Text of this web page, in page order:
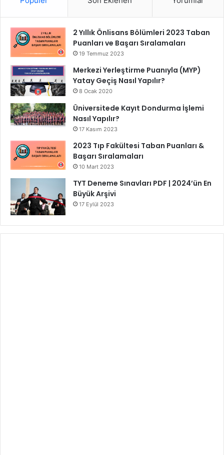
2 Yıllık Önlisans Bölümleri 2023 Taban
Puanları ve Başarı Sıralamaları
19 Temmuz 2023
Merkezi Yerleştirme Puanıyla (MYP)
Yatay Geçiş Nasıl Yapılır?
8 Ocak 2020
Üniversitede Kayıt Dondurma İşlemi
Nasıl Yapılır?
17 Kasım 2023
2023 Tıp Fakültesi Taban Puanları &
Başarı Sıralamaları
10 Mart 2023
TYT Deneme Sınavları PDF | 2024’ün En
Büyük Arşivi
17 Eylül 2023